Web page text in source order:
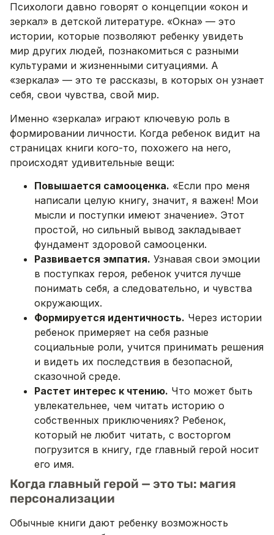
Психологи давно говорят о концепции «окон и
зеркал» в детской литературе. «Окна» — это
истории, которые позволяют ребенку увидеть
мир других людей, познакомиться с разными
культурами и жизненными ситуациями. А
«зеркала» — это те рассказы, в которых он узнает
себя, свои чувства, свой мир.
Именно «зеркала» играют ключевую роль в
формировании личности. Когда ребенок видит на
страницах книги кого-то, похожего на него,
происходят удивительные вещи:
Повышается самооценка. «Если про меня
написали целую книгу, значит, я важен! Мои
мысли и поступки имеют значение». Этот
простой, но сильный вывод закладывает
фундамент здоровой самооценки.
Развивается эмпатия. Узнавая свои эмоции
в поступках героя, ребенок учится лучше
понимать себя, а следовательно, и чувства
окружающих.
Формируется идентичность. Через истории
ребенок примеряет на себя разные
социальные роли, учится принимать решения
и видеть их последствия в безопасной,
сказочной среде.
Растет интерес к чтению. Что может быть
увлекательнее, чем читать историю о
собственных приключениях? Ребенок,
который не любит читать, с восторгом
погрузится в книгу, где главный герой носит
его имя.
Когда главный герой — это ты: магия
персонализации
Обычные книги дают ребенку возможность